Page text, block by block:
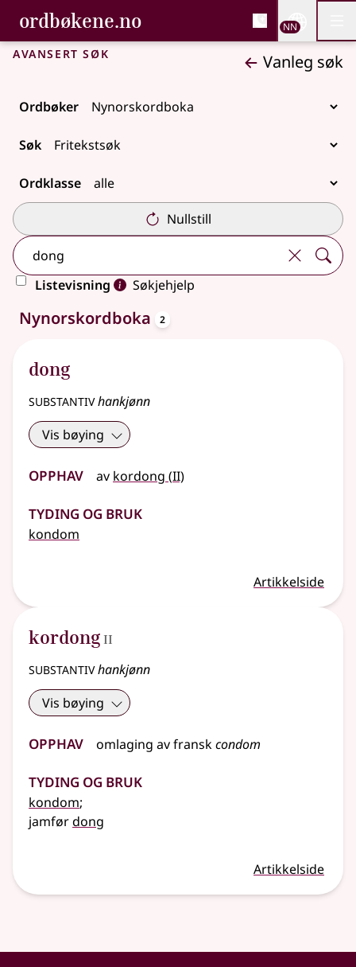
Gå til hovudinnhald
Tilgjenge
ordbøkene.no, Bokmålsordboka og
Bokmålsordboka og Nynorskordboka
NN
Avansert søk Vanleg søk
Ordbøker
Søk
Ordklasse
Nullstill
Listevisning
Søkjehjelp
2 treff
Nynorskordboka 2
dong
substantivhankjønn
Vis bøying
Opphav av kordong (2
II)
Tyding og bruk
kondom
Artikkelside
kordong 2
II
substantivhankjønn
Vis bøying
Opphav omlaging avfranskcondom
Tyding og bruk
kondom;
jamførdong
Artikkelside